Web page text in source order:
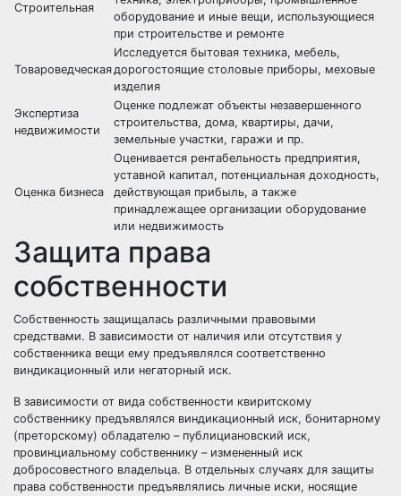
Строительная
оборудование и иные вещи, использующиеся
при строительстве и ремонте
Товароведческая
Исследуется бытовая техника, мебель,
дорогостоящие столовые приборы, меховые
изделия
Экспертиза
недвижимости
Оценке подлежат объекты незавершенного
строительства, дома, квартиры, дачи,
земельные участки, гаражи и пр.
Оценка бизнеса
Оценивается рентабельность предприятия,
уставной капитал, потенциальная доходность,
действующая прибыль, а также
принадлежащее организации оборудование
или недвижимость
Защита права
собственности
Собственность защищалась различными правовыми
средствами. В зависимости от наличия или отсутствия у
собственника вещи ему предъявлялся соответственно
виндикационный или негаторный иск.
В зависимости от вида собственности квиритскому
собственнику предъявлялся виндикационный иск, бонитарному
(преторскому) обладателю – публициановский иск,
провинциальному собственнику – измененный иск
добросовестного владельца. В отдельных случаях для защиты
права собственности предъявлялись личные иски, носящие